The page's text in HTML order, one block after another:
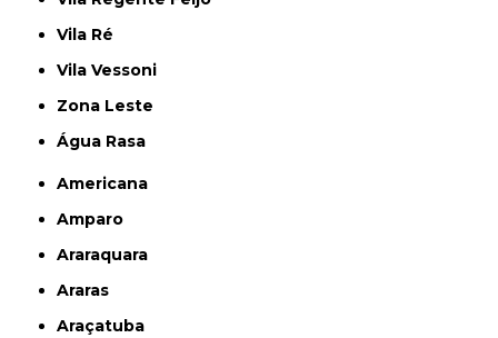
Vila Ré
Vila Vessoni
Zona Leste
Água Rasa
Americana
Amparo
Araraquara
Araras
Araçatuba